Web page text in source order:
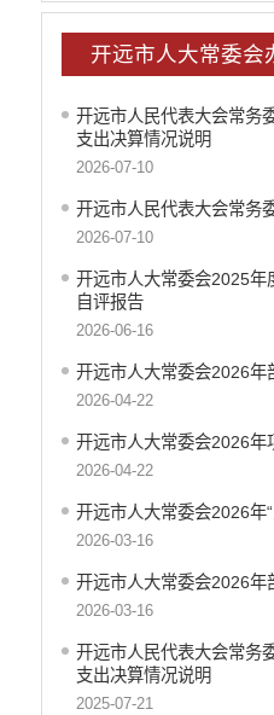
中共开远市委办公室
开远市人大常委会办公室
开远市人民政府办公室
中国共产党开远市纪律检查委
中国共产党开远市委员会政法
中国共产党开远市委员会社
开远市地方志编纂委员会办
开远市发展和改革局
开远市工业商务和信息化局
开远市教育体育局
开远市民族宗教事务局
开远市公安局
开远市公安局交通管理大队
开远市司法局
开远市财政局
开远市人大常委会
开远市人民代表大会常务
支出决算情况说明
2026-07-10
开远市人民代表大会常务
2026-07-10
开远市人大常委会2025年
自评报告
2026-06-16
开远市人大常委会2026年
2026-04-22
开远市人大常委会2026年
2026-04-22
开远市人大常委会2026年
2026-03-16
开远市人大常委会2026年
2026-03-16
开远市人民代表大会常务
支出决算情况说明
2025-07-21